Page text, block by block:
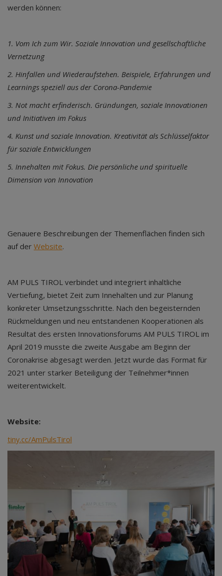
werden können:
1. Vom Ich zum Wir. Soziale Innovation und gesellschaftliche
Vernetzung
2. Hinfallen und Wiederaufstehen. Beispiele, Erfahrungen und
Learnings speziell aus der Corona-Pandemie
3. Not macht erfinderisch. Gründungen, soziale Innovationen
und Initiativen im Fokus
4. Kunst und soziale Innovation. Kreativität als Schlüsselfaktor
für soziale Entwicklungen
5. Innehalten mit Fokus. Die persönliche und spirituelle
Dimension von Innovation
Genauere Beschreibungen der Themenflächen finden sich
auf der Website.
AM PULS TIROL verbindet und integriert inhaltliche
Vertiefung, bietet Zeit zum Innehalten und zur Planung
konkreter Umsetzungsschritte. Nach den begeisternden
Rückmeldungen und neu entstandenen Kooperationen als
Resultat des ersten Innovationsforums AM PULS TIROL im
April 2019 musste die zweite Ausgabe am Beginn der
Coronakrise abgesagt werden. Jetzt wurde das Format für
2021 unter starker Beteiligung der Teilnehmer*innen
weiterentwickelt.
Website:
tiny.cc/AmPulsTirol